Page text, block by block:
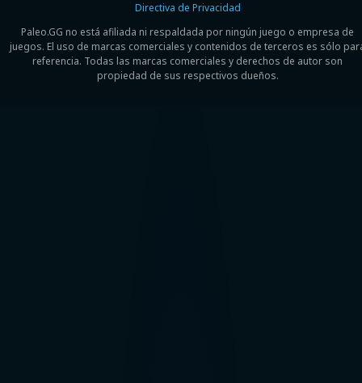
Paleo.GG no está afiliada ni respaldada por ningún juego o empresa de
juegos. El uso de marcas comerciales y contenidos de terceros es sólo
referencia. Todas las marcas comerciales y derechos de autor son
propiedad de sus respectivos dueños.
Directiva de Privacidad